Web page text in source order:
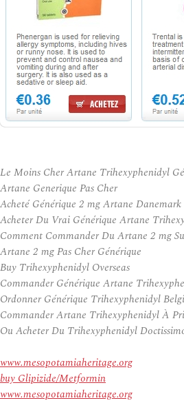
Le Moins Cher Artane Trihexyphenidyl
Artane Generique Pas Cher
Acheté Générique 2 mg Artane Danemark
Acheter Du Vrai Générique Artane
Comment Commander Du Artane 2 mg
Artane 2 mg Pas Cher Générique
Buy Trihexyphenidyl Overseas
Commander Générique Artane
Ordonner Générique Trihexyphenidyl
Commander Artane Trihexyphenidyl À
Ou Acheter Du Trihexyphenidyl
www.mesopotamiaheritage.org
buy Glipizide/Metformin
www.mesopotamiaheritage.org